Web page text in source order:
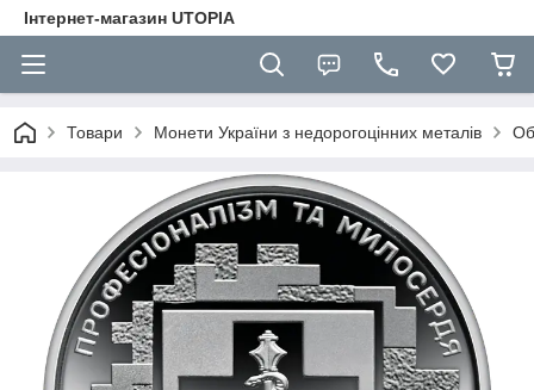
Інтернет-магазин UTOPIA
Товари Монети України з недорогоцінних металів